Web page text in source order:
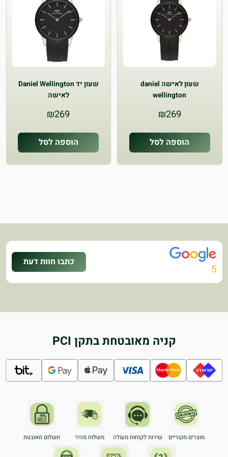
שעון לאישה daniel
wellington
₪269
הוספה לסל
שעון יד Daniel Wellington
לאישה
₪269
הוספה לסל
5
כתבו חוות דעת
קניה מאובטחת בתקן PCI
מוצרים מקוריים שירות לקוחות מעולה משלוח מהיר תשלום מאובטח